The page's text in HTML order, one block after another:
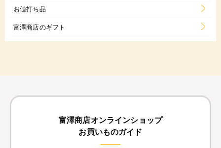
お値打ち品
富澤商店のギフト
富澤商店オンラインショップ
お買いものガイド